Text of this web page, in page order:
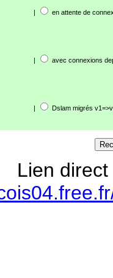
| en attente de
| avec connexions
| Dslam migrés
Lien